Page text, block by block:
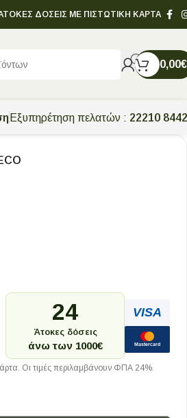
ΔΟΣΕΙΣ ΜΕ ΠΙΣΤΩΤΙΚΗ ΚΑΡΤΑ
0,00€
Εξυπηρέτηση πελατών : 22210
24
Άτοκες δόσεις
άνω των 1000€
VISA
Mastercard
Οι τιμές περιλαμβάνουν ΦΠΑ 24%.